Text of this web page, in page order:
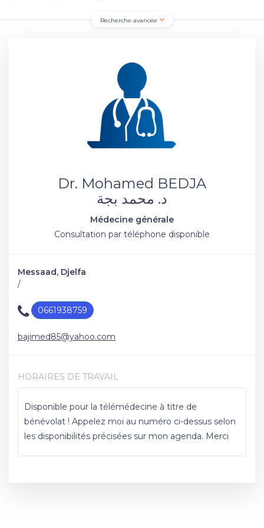
Recherche avancée
Dr. Mohamed BEDJA
د. محمد بجة
Médecine générale
Consultation par téléphone disponible
Messaad, Djelfa
/
0661938759
bajimed85@yahoo.com
HORAIRES DE TRAVAIL
Disponible pour la télémédecine à titre de
bénévolat ! Appelez moi au numéro ci-dessus selon
les disponibilités précisées sur mon agenda. Merci